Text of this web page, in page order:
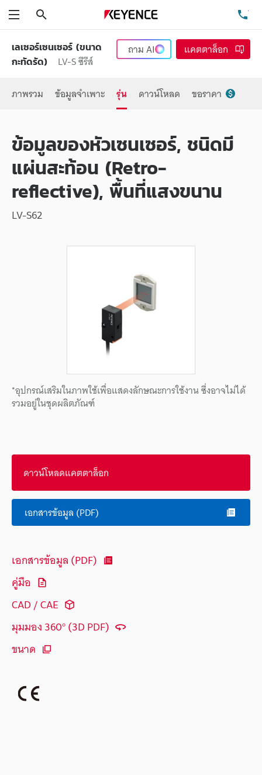
เลเซอร์เซนเซอร์ (ขนาด
กะทัดรัด)
LV-S ซีรีส์
ถามAI แคตตาล็อก
ภาพรวม ข้อมูลจำเพาะ รุ่น ดาวน์โหลด ขอราคา
ข้อมูลของหัวเซนเซอร์, ชนิดมี
แผ่นสะท้อน (Retro-
reflective), พื้นที่แสงขนาน
LV-S62
*อุปกรณ์เสริมในภาพใช้เพื่อแสดงลักษณะการใช้งาน ซึ่งอาจไม่ได้
รวมอยู่ในชุดผลิตภัณฑ์
ดาวน์โหลดแคตตาล็อก
เอกสารข้อมูล (PDF)
เอกสารข้อมูล (PDF)
คู่มือ
CAD / CAE
มุมมอง 360° (3D PDF)
ขนาด